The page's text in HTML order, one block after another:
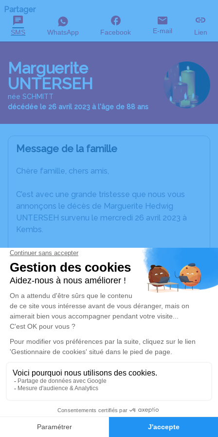
Faire-part Hommages
Partager
SMS WhatsApp Facebook E-mail Lien
Marguerite
UNTERSEH
née SCHMITT
décédée le 26 avril 2023 à l'âge de 88 ans
Message de la famille
Chère famille, chers amis,
C’est avec une grande tristesse que nous vous
annonçons le décès de Marguerite Hedwig
UNTERSEH survenu le mercredi 26 avril 2023 à
Kembs.
Nous vous invitons à utiliser cet espace pour
laisser vos condoléances, partager des photos
souvenirs, une anecdote ou exprimer vos pensées
à travers des poèmes ou des textes. Cet endroit
est un lieu d'expression dédié à honorer la
mémoire de Marguerite Hedwig UNTERSEH.
disponible ici.
Je rends hommage
Déroulé des obsèques
Cérémonie religieuse